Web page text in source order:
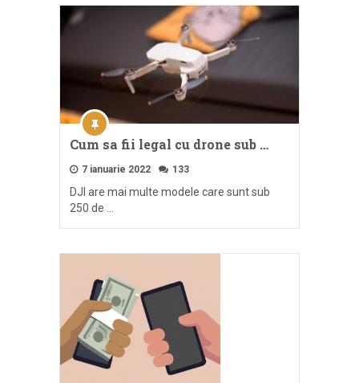
Cum sa fii legal cu drone sub …
7 ianuarie 2022 133
DJI are mai multe modele care sunt sub
250 de …